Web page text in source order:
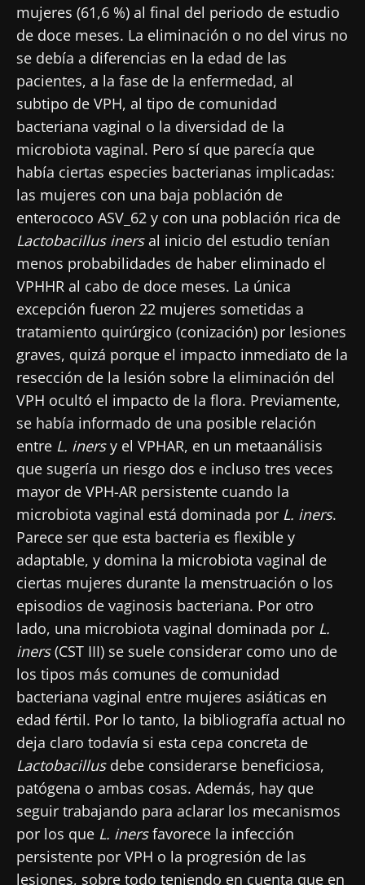
mujeres (61,6 %) al final del periodo de estudio
de doce meses. La eliminación o no del virus no
se debía a diferencias en la edad de las
pacientes, a la fase de la enfermedad, al
subtipo de VPH, al tipo de comunidad
bacteriana vaginal o la diversidad de la
microbiota vaginal. Pero sí que parecía que
había ciertas especies bacterianas implicadas:
las mujeres con una baja población de
enterococo ASV_62 y con una población rica de
Lactobacillus inersal inicio del estudio tenían
menos probabilidades de haber eliminado el
VPHHR al cabo de doce meses. La única
excepción fueron 22 mujeres sometidas a
tratamiento quirúrgico (conización) por lesiones
graves, quizá porque el impacto inmediato de la
resección de la lesión sobre la eliminación del
VPH ocultó el impacto de la flora. Previamente,
se había informado de una posible relación
entre L. inersy el VPHAR, en un metaanálisis
que sugería un riesgo dos e incluso tres veces
mayor de VPH-AR persistente cuando la
microbiota vaginal está dominada por L. iners.
Parece ser que esta bacteria es flexible y
adaptable, y domina la microbiota vaginal de
ciertas mujeres durante la menstruación o los
episodios de vaginosis bacteriana. Por otro
lado, una microbiota vaginal dominada por L.
iners(CST III) se suele considerar como uno de
los tipos más comunes de comunidad
bacteriana vaginal entre mujeres asiáticas en
edad fértil. Por lo tanto, la bibliografía actual no
deja claro todavía si esta cepa concreta de
Lactobacillus debe considerarse beneficiosa,
patógena o ambas cosas. Además, hay que
seguir trabajando para aclarar los mecanismos
por los que L. inersfavorece la infección
persistente por VPH o la progresión de las
lesiones, sobre todo teniendo en cuenta que en
Mantenerse informado
Únase a la comunidad de la microbiota para
profesionales sanitarios y reciba el
"Microbiota Digest" y el "HCP Magazine" que
¡No se vaya tan rápido!
Únase a la comunidad de la microbiota para
profesionales sanitarios y reciba el
"Microbiota Digest" y el "HCP Magazine" que
le permitirá mantenerse informado sobre la
microbiota.
Me gustaría registrarme para recibir más